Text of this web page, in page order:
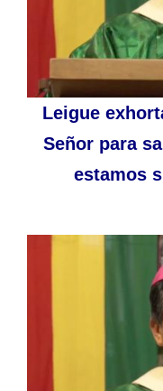
Leigue
Señor para
estamos